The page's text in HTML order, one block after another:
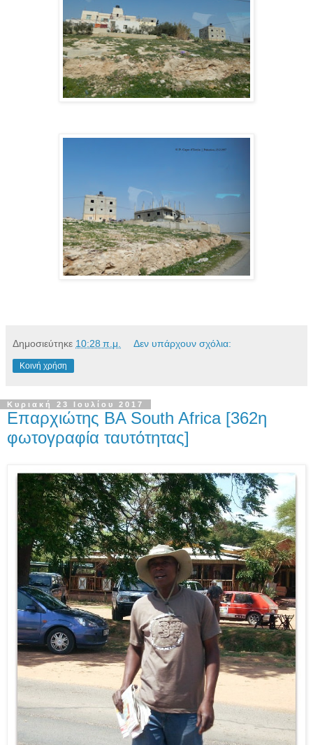
Δημοσιεύτηκε 10:28 π.μ. Δεν υπάρχουν σχόλια:
Κοινή χρήση
Κυριακή 23 Ιουλίου 2017
Επαρχιώτης ΒΑ South Africa [362η
φωτογραφία ταυτότητας]